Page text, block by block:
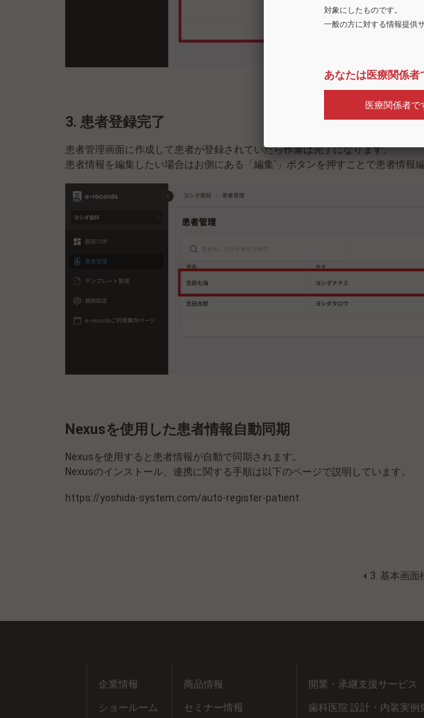
3. 患者登録完了
患者管理画面に作成して患者が登録されていたら作業は完了になります。
患者情報を編集したい場合はお側にある「編集`」ボタンを押すことで患者情報
Nexusを使用した患者情報自動同期
Nexusを使用すると患者情報が自動で同期されます。
Nexusのインストール、連携に関する手順は以下のページで説明しています。
https://yoshida-system.com/auto-register-patient
3. 基本画面
企業情報
ショールーム
商品情報
セミナー情報
開業・承継支援サービス
歯科医院 設計・内装実例